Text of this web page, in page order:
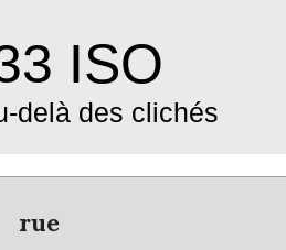
ISO
delà des clichés
rue